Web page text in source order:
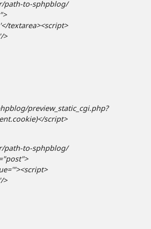
path-to-sphpblog/
textarea><script>
>
preview_static_cgi.php?
script>
path-to-sphpblog/
>